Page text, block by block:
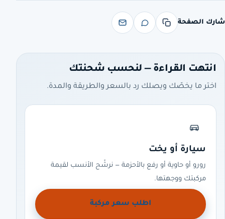
شارك الصفحة
انتهت القراءة — لنحسب شحنتك
اختر ما يخصّك ويصلك رد بالسعر والطريقة والمدة.
سيارة أو يخت
رورو أو حاوية أو رفع بالأحزمة — نرشّح الأنسب لقيمة
مركبتك ووجهتها.
اطلب سعر مركبة